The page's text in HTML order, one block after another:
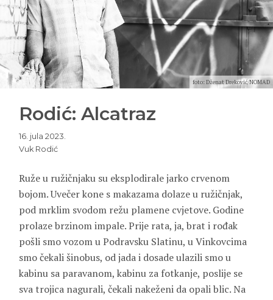
foto: Dženat Dreković/NOMAD
Rodić: Alcatraz
16. jula 2023.
Vuk Rodić
Ruže u ružičnjaku su eksplodirale jarko crvenom
bojom. Uvečer kone s makazama dolaze u ružičnjak,
pod mrklim svodom režu plamene cvjetove. Godine
prolaze brzinom impale. Prije rata, ja, brat i rođak
pošli smo vozom u Podravsku Slatinu, u Vinkovcima
smo čekali šinobus, od jada i dosade ulazili smo u
kabinu sa paravanom, kabinu za fotkanje, poslije se
sva trojica nagurali, čekali nakeženi da opali blic. Na